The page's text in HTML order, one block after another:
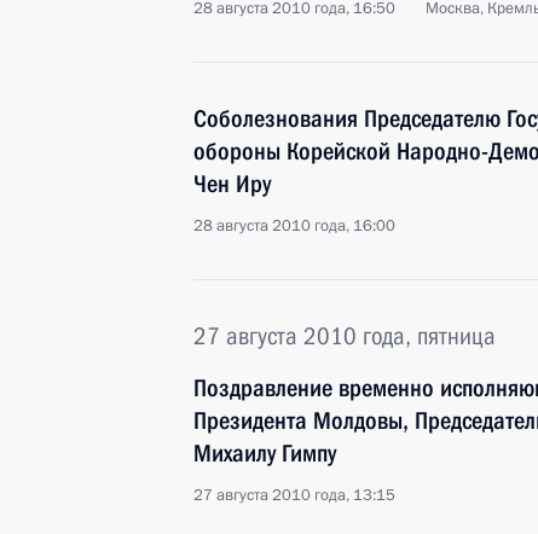
28 августа 2010 года, 16:50 Москва,
Соболезнования Председателю
обороны Корейской Народно-
Чен Иру
28 августа 2010 года, 16:00
27 августа 2010 года, пятница
Поздравление временно
Президента Молдовы,
Михаилу Гимпу
27 августа 2010 года, 13:15